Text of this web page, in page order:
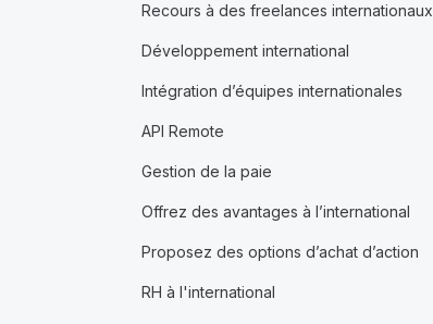
Recours à des freelances internationaux
Développement international
Intégration d’équipes internationales
API Remote
Gestion de la paie
Offrez des avantages à l’international
Proposez des options d’achat d’action
RH à l'international